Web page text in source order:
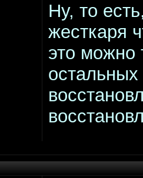
Ну, то
жесткаря
это можно